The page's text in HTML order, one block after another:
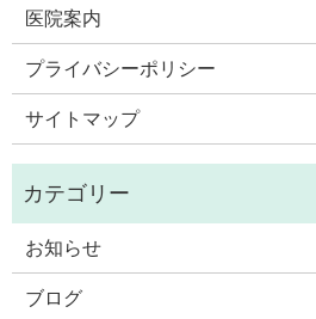
医院案内
プライバシーポリシー
サイトマップ
お知らせ
ブログ